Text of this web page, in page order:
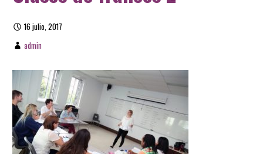
16 julio, 2017
admin